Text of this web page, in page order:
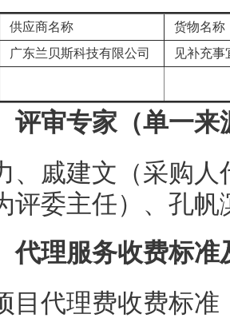
供应商名称
货物名
广东兰贝斯科技有限公司 见补充
评审专家（单一
、戚建文（采购
评委主任）、孔帆
代理服务收费标准
目代理费收费标